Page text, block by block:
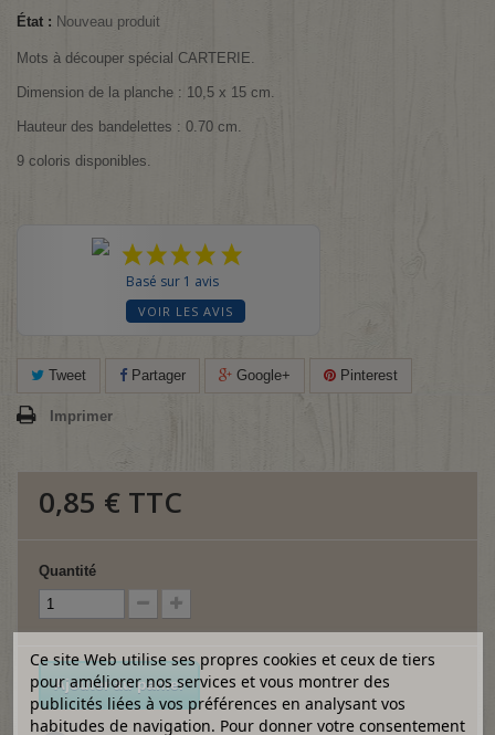
État : Nouveau produit
Mots à découper spécial CARTERIE.
Dimension de la planche : 10,5 x 15 cm.
Hauteur des bandelettes : 0.70 cm.
9 coloris disponibles.
Basé sur 1 avis
VOIR LES AVIS
Tweet Partager Google+ Pinterest
Imprimer
0,85 € TTC
Quantité
Ajouter au panier
Ce site Web utilise ses propres cookies et ceux de tiers
pour améliorer nos services et vous montrer des
publicités liées à vos préférences en analysant vos
habitudes de navigation. Pour donner votre consentement